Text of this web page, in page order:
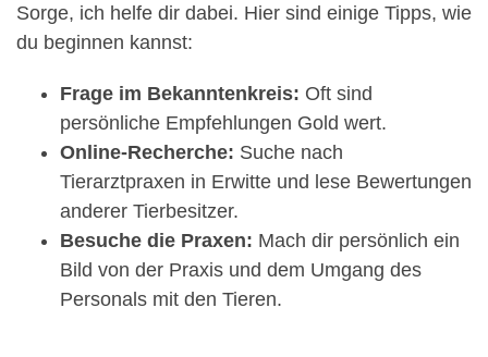
Sorge, ich helfe dir dabei. Hier sind einige Tipps, wie
du beginnen kannst:
Frage im Bekanntenkreis: Oft sind
persönliche Empfehlungen Gold wert.
Online-Recherche: Suche nach
Tierarztpraxen in Erwitte und lese Bewertungen
anderer Tierbesitzer.
Besuche die Praxen: Mach dir persönlich ein
Bild von der Praxis und dem Umgang des
Personals mit den Tieren.